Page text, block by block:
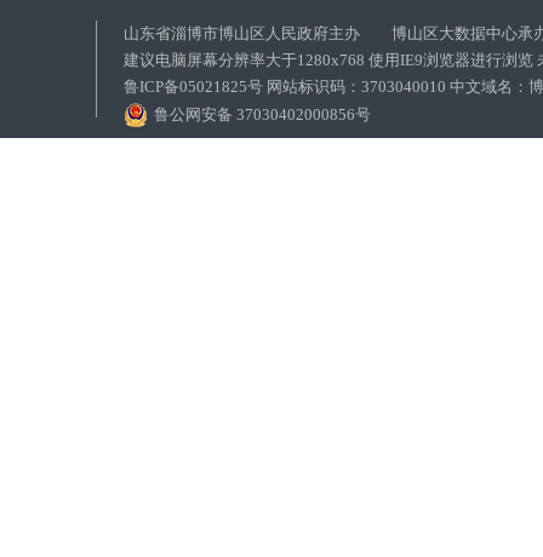
山东省淄博市博山区人民政府主办 博山区大数据中心承
建议电脑屏幕分辨率大于1280x768 使用IE9浏览器进行浏览
鲁ICP备05021825号 网站标识码：3703040010 中文域名：
鲁公网安备 37030402000856号